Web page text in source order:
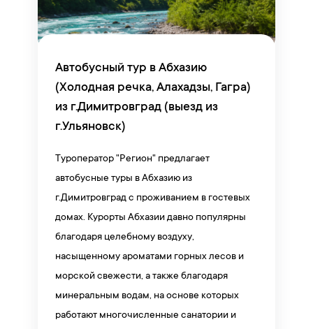
Автобусный тур в Абхазию
(Холодная речка, Алахадзы, Гагра)
из г.Димитровград (выезд из
г.Ульяновск)
Туроператор "Регион" предлагает
автобусные туры в Абхазию из
г.Димитровград с проживанием в гостевых
домах. Курорты Абхазии давно популярны
благодаря целебному воздуху,
насыщенному ароматами горных лесов и
морской свежести, а также благодаря
минеральным водам, на основе которых
работают многочисленные санатории и